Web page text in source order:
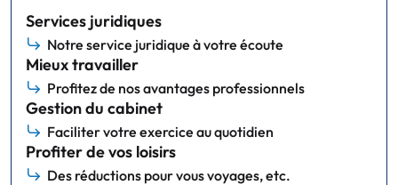
Services juridiques
Notre service juridique à votre écoute
Mieux travailler
Profitez de nos avantages professionnels
Gestion du cabinet
Faciliter votre exercice au quotidien
Profiter de vos loisirs
Des réductions pour vous voyages, etc.